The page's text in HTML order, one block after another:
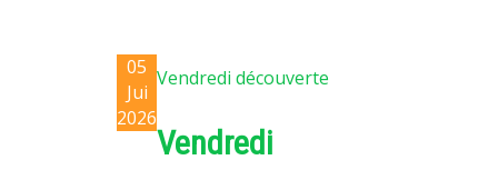
05
Jui
2026
Vendredi découverte
Vendredi